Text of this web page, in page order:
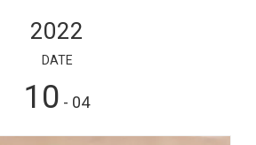
2022
DATE
10 - 04